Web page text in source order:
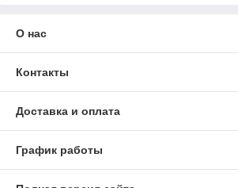
О нас
Контакты
Доставка и оплата
График работы